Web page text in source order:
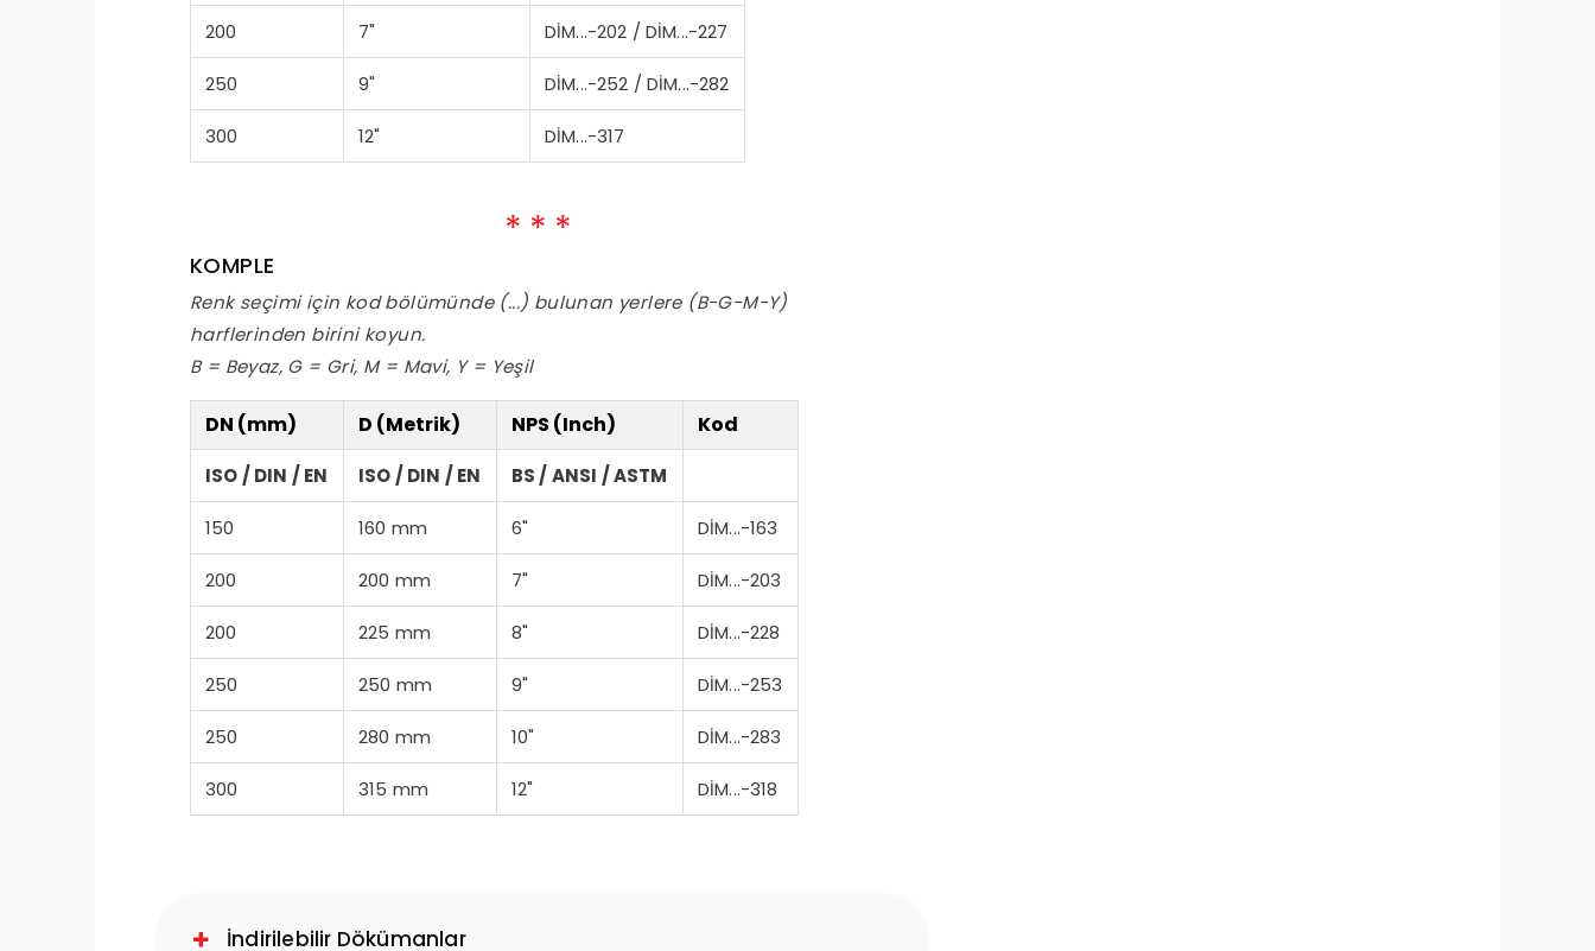
200 7" DİM...-202 / DİM...-227
250 9" DİM...-252 / DİM...-282
300 12" DİM...-317
KOMPLE
Renk seçimi için kod bölümünde (...) bulunan yerlere (B-G-M-Y)
harflerinden birini koyun.
B = Beyaz, G = Gri, M = Mavi, Y = Yeşil
DN (mm) D (Metrik) NPS (Inch) Kod
ISO / DIN / EN ISO / DIN / EN BS / ANSI / ASTM
150 160 mm 6" DİM...-163
200 200 mm 7" DİM...-203
200 225 mm 8" DİM...-228
250 250 mm 9" DİM...-253
250 280 mm 10" DİM...-283
300 315 mm 12" DİM...-318
İndirilebilir Dökümanlar